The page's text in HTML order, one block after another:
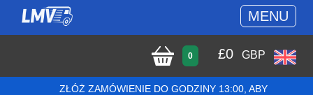
MENU
0 £0 GBP
ZŁÓŻ ZAMÓWIENIE DO GODZINY 13:00, ABY